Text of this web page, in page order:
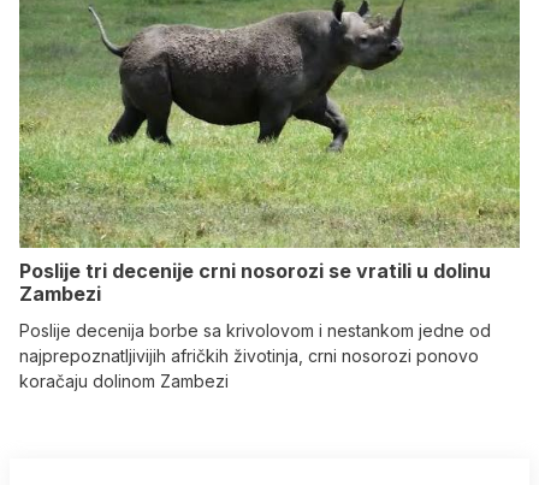
Poslije tri decenije crni nosorozi se vratili u dolinu
Zambezi
Poslije decenija borbe sa krivolovom i nestankom jedne od
najprepoznatljivijih afričkih životinja, crni nosorozi ponovo
koračaju dolinom Zambezi